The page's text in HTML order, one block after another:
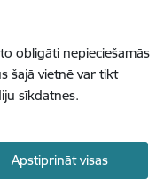
obligāti nepieciešamās
šajā vietnē var tikt
sīkdatnes.
Apstiprināt visas